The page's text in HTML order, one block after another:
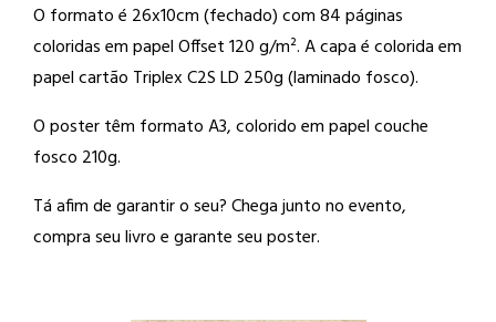
O formato é 26x10cm (fechado) com 84 páginas
coloridas em papel Offset 120 g/m². A capa é colorida em
papel cartão Triplex C2S LD 250g (laminado fosco).
O poster têm formato A3, colorido em papel couche
fosco 210g.
Tá afim de garantir o seu? Chega junto no evento,
compra seu livro e garante seu poster.